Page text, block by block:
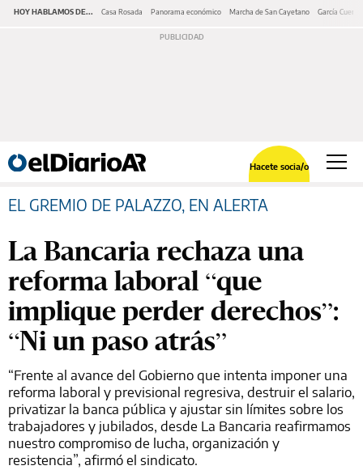
HOY HABLAMOS DE... Casa Rosada Panorama económico Marcha de San Cayetano García Cuerva
Hacete socia/o
EL GREMIO DE PALAZZO, EN ALERTA
La Bancaria rechaza una
reforma laboral “que
implique perder derechos”:
“Ni un paso atrás”
“Frente al avance del Gobierno que intenta imponer una
reforma laboral y previsional regresiva, destruir el salario,
privatizar la banca pública y ajustar sin límites sobre los
trabajadores y jubilados, desde La Bancaria reafirmamos
nuestro compromiso de lucha, organización y
resistencia”, afirmó el sindicato.